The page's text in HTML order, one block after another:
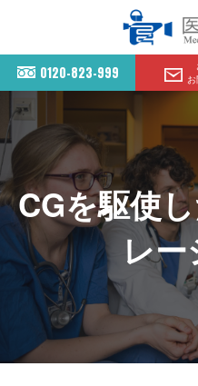
0120-823-999
CGを駆使
レ